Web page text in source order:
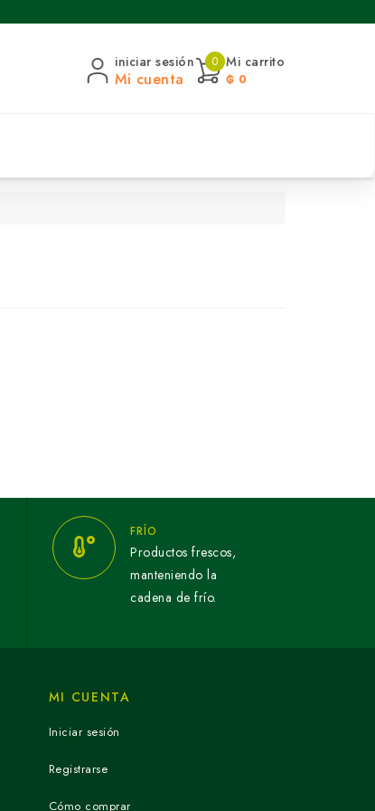
iniciar sesión
Mi cuenta
0 Mi carrito
₲ 0
FRÍO
Productos frescos,
manteniendo la
cadena de frío.
MI CUENTA
Iniciar sesión
Registrarse
Cómo comprar